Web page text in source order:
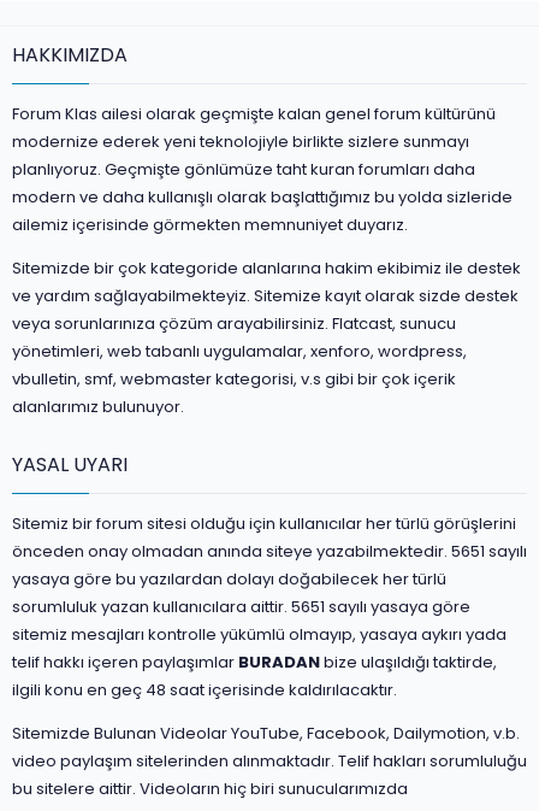
HAKKIMIZDA
Forum Klas ailesi olarak geçmişte kalan genel forum kültürünü
modernize ederek yeni teknolojiyle birlikte sizlere sunmayı
planlıyoruz. Geçmişte gönlümüze taht kuran forumları daha
modern ve daha kullanışlı olarak başlattığımız bu yolda sizleride
ailemiz içerisinde görmekten memnuniyet duyarız.
Sitemizde bir çok kategoride alanlarına hakim ekibimiz ile destek
ve yardım sağlayabilmekteyiz. Sitemize kayıt olarak sizde destek
veya sorunlarınıza çözüm arayabilirsiniz. Flatcast, sunucu
yönetimleri, web tabanlı uygulamalar, xenforo, wordpress,
vbulletin, smf, webmaster kategorisi, v.s gibi bir çok içerik
alanlarımız bulunuyor.
YASAL UYARI
Sitemiz bir forum sitesi olduğu için kullanıcılar her türlü görüşlerini
önceden onay olmadan anında siteye yazabilmektedir. 5651 sayılı
yasaya göre bu yazılardan dolayı doğabilecek her türlü
sorumluluk yazan kullanıcılara aittir. 5651 sayılı yasaya göre
sitemiz mesajları kontrolle yükümlü olmayıp, yasaya aykırı yada
telif hakkı içeren paylaşımlar BURADANbize ulaşıldığı taktirde,
ilgili konu en geç 48 saat içerisinde kaldırılacaktır.
Sitemizde Bulunan Videolar YouTube, Facebook, Dailymotion, v.b.
video paylaşım sitelerinden alınmaktadır. Telif hakları sorumluluğu
bu sitelere aittir. Videoların hiç biri sunucularımızda